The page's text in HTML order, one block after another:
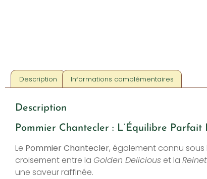
Description Informations complémentaires
Description
Pommier Chantecler : L’Équilibre
Le Pommier Chantecler, également connu sous
croisement entre la Golden Delicious et la
une saveur raffinée.